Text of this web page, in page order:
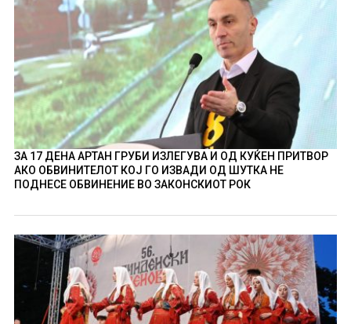
ЗА 17 ДЕНА АРТАН ГРУБИ ИЗЛЕГУВА И ОД КУЌЕН ПРИТВОР
АКО ОБВИНИТЕЛОТ КОЈ ГО ИЗВАДИ ОД ШУТКА НЕ
ПОДНЕСЕ ОБВИНЕНИЕ ВО ЗАКОНСКИОТ РОК